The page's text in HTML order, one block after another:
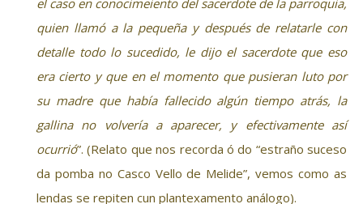
el caso en conocimeiento del sacerdote de la parroquia,
quien llamó a la pequeña y después de relatarle con
detalle todo lo sucedido, le dijo el sacerdote que eso
era cierto y que en el momento que pusieran luto por
su madre que había fallecido algún tiempo atrás, la
gallina no volvería a aparecer, y efectivamente así
ocurrió”. (Relato que nos recorda ó do “estraño suceso
da pomba no Casco Vello de Melide”, vemos como as
lendas se repiten cun plantexamento análogo).